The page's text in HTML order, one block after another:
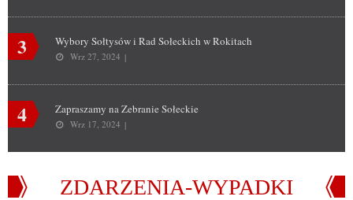
3 Wybory Sołtysów i Rad Sołeckich w Rokitach
Wrz 27, 2024
4 Zapraszamy na Zebranie Sołeckie
Wrz 17, 2024
ZDARZENIA-WYPADKI